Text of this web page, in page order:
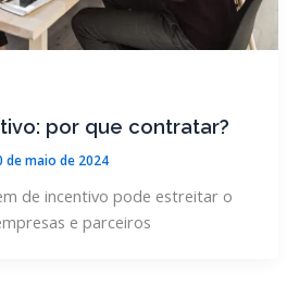
por que contratar?
de maio de 2024
de incentivo pode estreitar o
e parceiros